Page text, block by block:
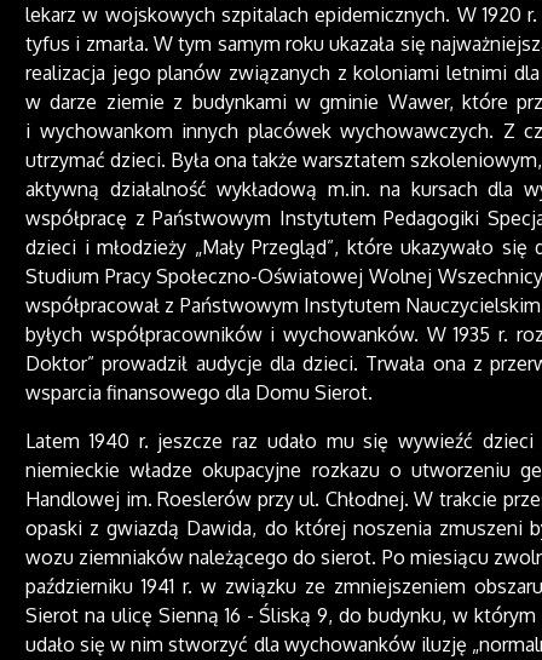
lekarz w wojskowych szpitalach epidemicznych. W 1920
tyfus i zmarła. W tym samym roku ukazała się
realizacja jego planów związanych z koloniami letnimi
w darze ziemie z budynkami w gminie Wawer, które
i wychowankom innych placówek wychowawczych. Z
utrzymać dzieci. Była ona także warsztatem
aktywną działalność wykładową m.in. na kursach dla
współpracę z Państwowym Instytutem Pedagogiki
dzieci i młodzieży „Mały Przegląd”, które ukazywało
Studium Pracy Społeczno-Oświatowej Wolnej
współpracował z Państwowym Instytutem
byłych współpracowników i wychowanków. W 1935 r.
Doktor” prowadził audycje dla dzieci. Trwała ona z
wsparcia finansowego dla Domu Sierot.
Latem 1940 r. jeszcze raz udało mu się wywieźć
niemieckie władze okupacyjne rozkazu o utworzeniu
Handlowej im. Roeslerów przy ul. Chłodnej. W trakcie
opaski z gwiazdą Dawida, do której noszenia zmuszeni
wozu ziemniaków należącego do sierot. Po miesiącu
październiku 1941 r. w związku ze zmniejszeniem
Sierot na ulicę Sienną 16 - Śliską 9, do budynku, w
udało się w nim stworzyć dla wychowanków iluzję